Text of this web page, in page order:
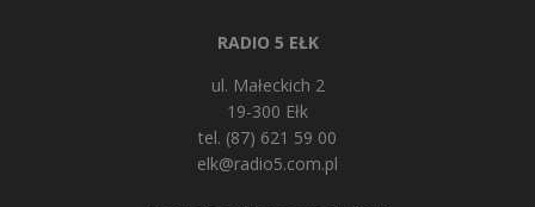
RADIO 5 EŁK
ul. Małeckich 2
19-300 Ełk
tel. (87) 621 59 00
elk@radio5.com.pl